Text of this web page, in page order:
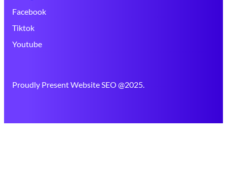
Facebook
Tiktok
Youtube
Proudly Present Website SEO @2025.